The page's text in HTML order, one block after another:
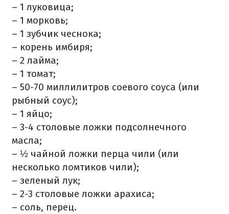
– 1 луковица;
– 1 морковь;
– 1 зубчик чеснока;
– корень имбиря;
– 2 лайма;
– 1 томат;
– 50-70 миллилитров соевого соуса (или
рыбный соус);
– 1 яйцо;
– 3-4 столовые ложки подсолнечного
масла;
– ½ чайной ложки перца чили (или
несколько ломтиков чили);
– зеленый лук;
– 2-3 столовые ложки арахиса;
– соль, перец.